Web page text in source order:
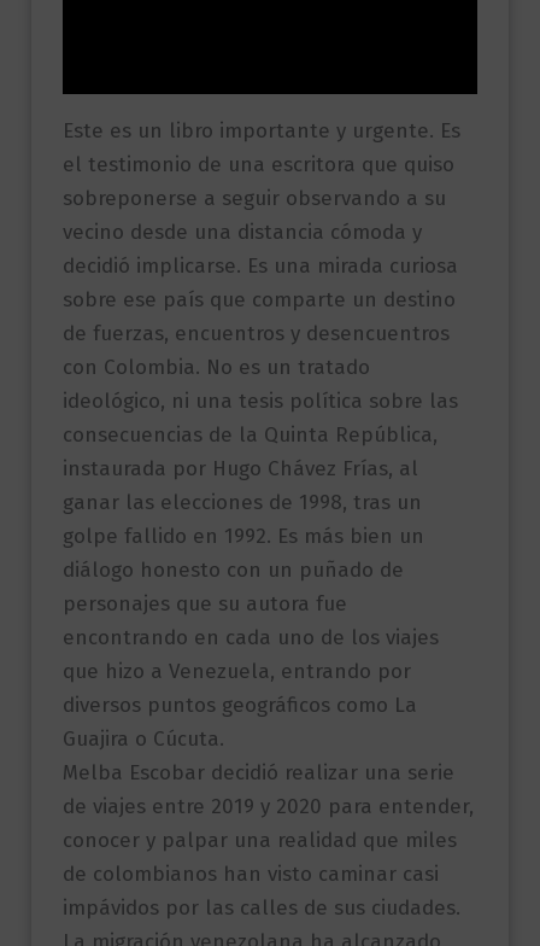
Este es un libro importante y urgente. Es
el testimonio de una escritora que quiso
sobreponerse a seguir observando a su
vecino desde una distancia cómoda y
decidió implicarse. Es una mirada curiosa
sobre ese país que comparte un destino
de fuerzas, encuentros y desencuentros
con Colombia. No es un tratado
ideológico, ni una tesis política sobre las
consecuencias de la Quinta República,
instaurada por Hugo Chávez Frías, al
ganar las elecciones de 1998, tras un
golpe fallido en 1992. Es más bien un
diálogo honesto con un puñado de
personajes que su autora fue
encontrando en cada uno de los viajes
que hizo a Venezuela, entrando por
diversos puntos geográficos como La
Guajira o Cúcuta.
Melba Escobar decidió realizar una serie
de viajes entre 2019 y 2020 para entender,
conocer y palpar una realidad que miles
de colombianos han visto caminar casi
impávidos por las calles de sus ciudades.